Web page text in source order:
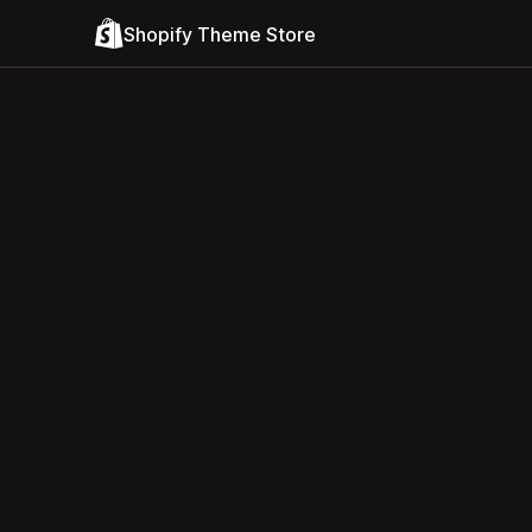
Shopify Theme Store